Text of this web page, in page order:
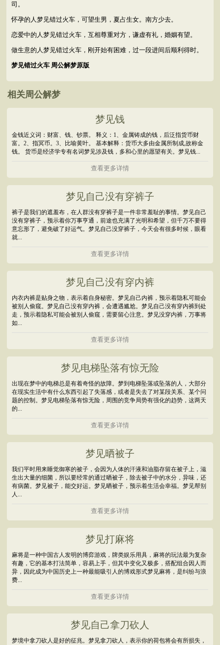
司。
怀孕的人梦见错过火车，可望生男，夏占生女。南方少去。
恋爱中的人梦见错过火车，互相尊重对方，谦虚有礼，婚姻有望。
做生意的人梦见错过火车，刚开始有困难，过一段进间后顺利得时。
梦见错过火车 周公解梦原版
相关周公解梦
梦见钱
金钱近义词：财富、钱、钞票。 释义：1、金属铸成的钱，后泛指货币财
富。2、指冥币。3、比喻黄叶。 基本解释：货币大多由金属所制成,故称金
钱。 货币是经济学专有名词梦见涉及钱，多和心里的愿望有关。梦见钱...
查看更多详情
梦见自己没有穿裤子
裤子是我们的遮羞布，在人群没有穿裤子是一件非常羞耻的事情。梦见自己
没有穿裤子，预示着你万事亨通，前途也充满了光明和希望，但千万不要得
意忘形了，避免破了好运气。梦见自己没穿裤子，今天会有很多时候，眼看
就...
查看更多详情
梦见自己没有穿内裤
内衣内裤是贴身之物，表示着自身秘密。梦见自己内裤，预示着隐私可能会
被别人偷窥。梦见自己没有穿内裤，会遭遇尴尬。梦见自己没有穿内裤到处
走，预示着隐私可能会被别人偷窥，需要留心注意。梦见没穿内裤，万事将
如...
查看更多详情
梦见电梯坠落有惊无险
出现在梦中的电梯总是有着奇怪的故障。梦到电梯坠落或坠落的人，大部分
在现实生活中有什么东西引起了失落感，或者是失去了对某段关系、某个问
题的控制。梦见电梯坠落有惊无险，周围的竞争局势有强化的趋势，这两天
的...
查看更多详情
梦见晒被子
我们平时用来睡觉御寒的被子，会因为人体的汗液和油脂存留在被子上，滋
生出大量的细菌，所以要经常的通过晒被子，除去被子中的水分，异味，还
有病菌。梦见被子，能交好运。梦见晒被子，预示着生活会幸福。梦见帮别
人...
查看更多详情
梦见打麻将
麻将是一种中国古人发明的博弈游戏，牌类娱乐用具，麻将的玩法最为复杂
有趣，它的基本打法简单，容易上手，但其中变化又极多，搭配组合因人而
异，因此成为中国历史上一种最能吸引人的博戏形式梦见麻将，是纠纷与浪
费...
查看更多详情
梦见自己拿刀砍人
梦境中拿刀砍人是好的征兆。梦见拿刀砍人，表示你的荷包将会有所损失，